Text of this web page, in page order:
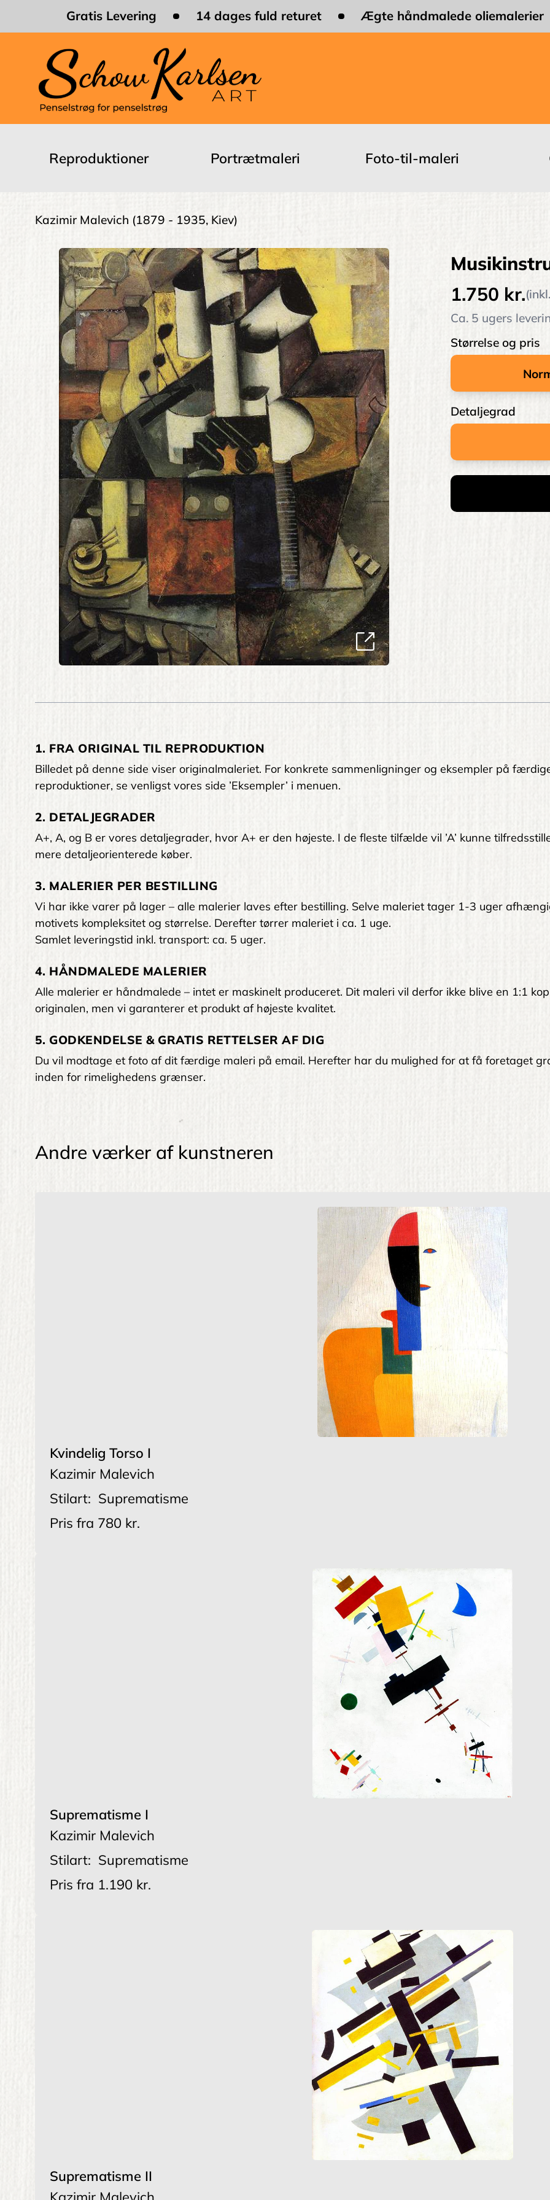
Gratis Levering 14 dages fuld returet Ægte håndmalede oliemalerier
Reproduktioner Portrætmaleri Foto-til-maleri
Brødkrumme
Kazimir Malevich (1879 - 1935, Kiev)
1.750 kr.
Ca. 5 ugers
Størrelse og pris
Detaljegrad
1. FRA ORIGINAL TIL REPRODUKTION
Billedet på denne side viser originalmaleriet. For konkrete sammenligninger og eksempler på
reproduktioner, se venligst vores side ’Eksempler’ i menuen.
2. DETALJEGRADER
A+, A, og B er vores detaljegrader, hvor A+ er den højeste. I de fleste tilfælde vil ’A’ kunne
mere detaljeorienterede køber.
3. MALERIER PER BESTILLING
Vi har ikke varer på lager – alle malerier laves efter bestilling. Selve maleriet tager 1-3 uger
motivets kompleksitet og størrelse. Derefter tørrer maleriet i ca. 1 uge.
Samlet leveringstid inkl. transport: ca. 5 uger.
4. HÅNDMALEDE MALERIER
Alle malerier er håndmalede – intet er maskinelt produceret. Dit maleri vil derfor ikke blive en 1:1
originalen, men vi garanterer et produkt af højeste kvalitet.
5. GODKENDELSE & GRATIS RETTELSER AF DIG
Du vil modtage et foto af dit færdige maleri på email. Herefter har du mulighed for at få foretaget
inden for rimelighedens grænser.
Andre værker af kunstneren
Kvindelig Torso I
Kazimir Malevich
Stilart: Suprematisme
Pris fra 780 kr.
Suprematisme I
Kazimir Malevich
Stilart: Suprematisme
Pris fra 1.190 kr.
Suprematisme II